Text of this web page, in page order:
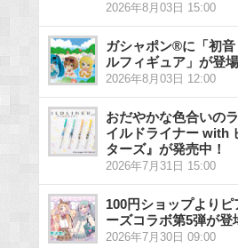
2026年8月03日 15:00
ガシャポン®に「初
ルフィギュア」が登場
2026年8月03日 12:00
おだやかな色合いの
イルドライナー with
ターズ』が発売中！
2026年7月31日 15:00
100円ショップより
ーズコラボ第5弾が登
2026年7月30日 09:00